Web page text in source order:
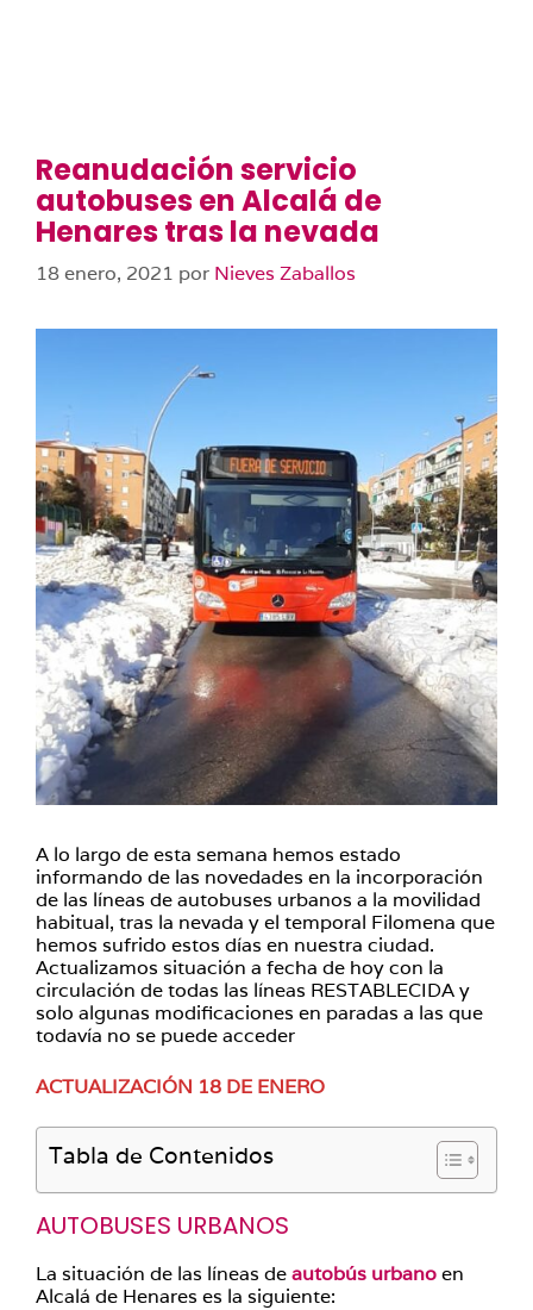
Reanudación servicio
autobuses en Alcalá de
Henares tras la nevada
18 enero, 2021 por Nieves Zaballos
A lo largo de esta semana hemos estado
informando de las novedades en la incorporación
de las líneas de autobuses urbanos a la movilidad
habitual, tras la nevada y el temporal Filomena que
hemos sufrido estos días en nuestra ciudad.
Actualizamos situación a fecha de hoy con la
circulación de todas las líneas RESTABLECIDA y
solo algunas modificaciones en paradas a las que
todavía no se puede acceder
ACTUALIZACIÓN 18 DE ENERO
Tabla de Contenidos
AUTOBUSES URBANOS
La situación de las líneas deautobús urbanoen
Alcalá de Henares es la siguiente: